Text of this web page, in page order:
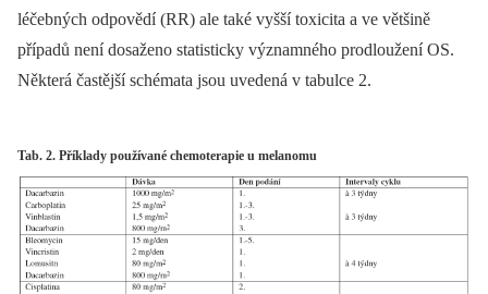
léčebných odpovědí (RR) ale také vyšší toxicita a ve většině
případů není dosaženo statisticky významného prodloužení OS.
Některá častější schémata jsou uvedená v tabulce 2.
Tab. 2. Příklady používané chemoterapie u melanomu